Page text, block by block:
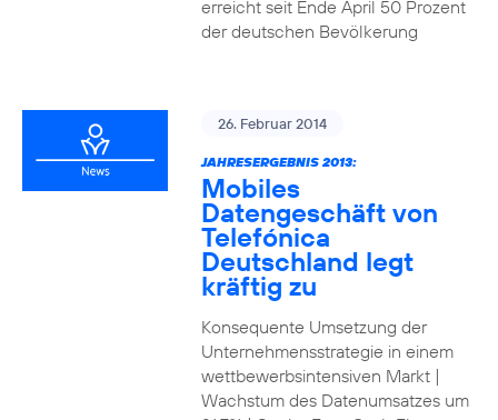
erreicht seit Ende April 50 Prozent
der deutschen Bevölkerung
26. Februar 2014
JAHRESERGEBNIS 2013:
Mobiles
Datengeschäft von
Telefónica
Deutschland legt
kräftig zu
Konsequente Umsetzung der
Unternehmensstrategie in einem
wettbewerbsintensiven Markt |
Wachstum des Datenumsatzes um